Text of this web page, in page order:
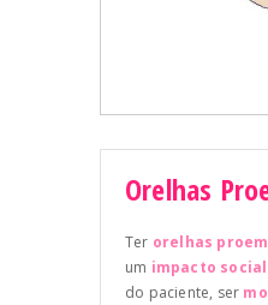
Orelhas
Ter orelhas
um impacto social
do paciente, ser